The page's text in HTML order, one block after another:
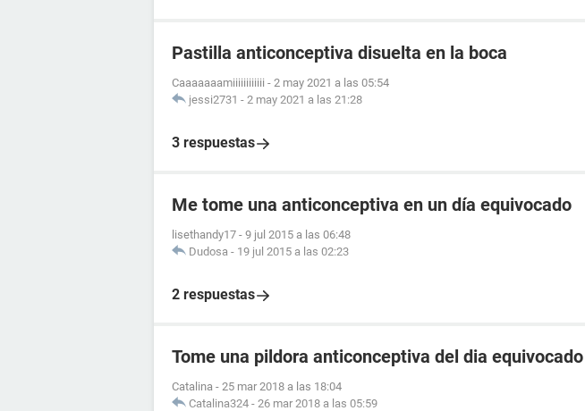
Pastilla anticonceptiva disuelta en la boca
Caaaaaaamiiiiiiiiiiii - 2 may 2021 a las 05:54
jessi2731 - 2 may 2021 a las 21:28
3 respuestas
Me tome una anticonceptiva en un día equivocado
lisethandy17 - 9 jul 2015 a las 06:48
Dudosa - 19 jul 2015 a las 02:23
2 respuestas
Tome una pildora anticonceptiva del dia equivocado
Catalina - 25 mar 2018 a las 18:04
Catalina324 - 26 mar 2018 a las 05:59